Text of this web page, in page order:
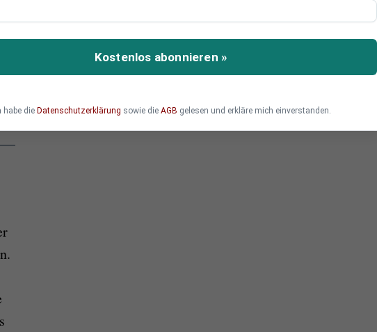
Ministerpräsident und EU-
ausführlichen Interviews.
Kostenlos abonnieren »
habe die Datenschutzerklärung sowie die AGB gelesen und erkläre mich einverstanden.